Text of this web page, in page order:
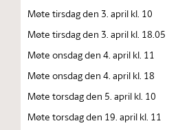
Møte tirsdag den 3. april kl. 10
Møte tirsdag den 3. april kl. 18.05
Møte onsdag den 4. april kl. 11
Møte onsdag den 4. april kl. 18
Møte torsdag den 5. april kl. 10
Møte torsdag den 19. april kl. 11